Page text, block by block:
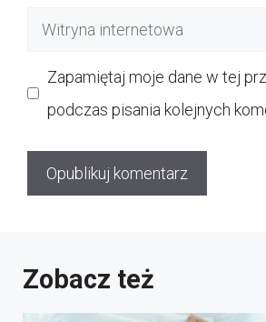
Witryna
Zapamiętaj moje dane w tej
podczas pisania kolejnych
Zobacz też